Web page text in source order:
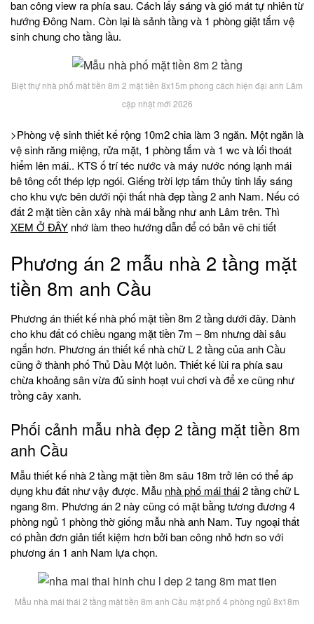
ban công view ra phía sau. Cách lấy sáng và gió mát tự nhiên từ
hướng Đông Nam. Còn lại là sảnh tầng và 1 phòng giặt tắm vệ
sinh chung cho tầng lầu.
Biệt thự nhà phố mặt tiền 8m 2 mặt tiền 8x15m phong cách hiện đại anh Lâm
cập nhật mới 2026
>Phòng vệ sinh thiết kế rộng 10m2 chia làm 3 ngăn. Một ngăn là
vệ sinh răng miệng, rửa mặt, 1 phòng tắm và 1 wc và lối thoát
hiểm lên mái.. KTS ố trí téc nước và máy nước nóng lạnh mái
bê tông cốt thép lợp ngói. Giếng trời lợp tấm thủy tinh lấy sáng
cho khu vực bên dưới nội thất nhà đẹp tầng 2 anh Nam. Nếu có
đất 2 mặt tiền cần xây nhà mái bằng như anh Lâm trên. Thì
XEM Ở ĐÂY nhớ làm theo hướng dẫn để có bản vẽ chi tiết
Phương án 2 mẫu nhà 2 tầng mặt
tiền 8m anh Cầu
Phương án thiết kế nhà phố mặt tiền 8m 2 tầng dưới đây. Dành
cho khu đất có chiều ngang mặt tiền 7m – 8m nhưng dài sâu
ngắn hơn. Phương án thiết kế nhà chữ L 2 tầng của anh Cầu
cũng ở thành phố Thủ Dầu Một luôn. Thiết kế lùi ra phía sau
chừa khoảng sân vừa đủ sinh hoạt vui chơi và để xe cũng như
trồng cây xanh.
Phối cảnh mẫu nhà đẹp 2 tầng mặt tiền 8m
anh Cầu
Mẫu thiết kế nhà 2 tầng mặt tiền 8m sâu 18m trở lên có thể áp
dụng khu đất như vậy được. Mẫu nhà phố mái thái2 tầng chữ L
ngang 8m. Phương án 2 này cũng có mặt bằng tương đương 4
phòng ngủ 1 phòng thờ giống mẫu nhà anh Nam. Tuy ngoại thất
có phần đơn giản tiết kiệm hơn bởi ban công nhỏ hơn so với
phương án 1 anh Nam lựa chọn.
Mẫu nhà mái thái 2 tầng mặt tiền 8m anh Cầu mặt phố 4 phòng ngủ 8x18m